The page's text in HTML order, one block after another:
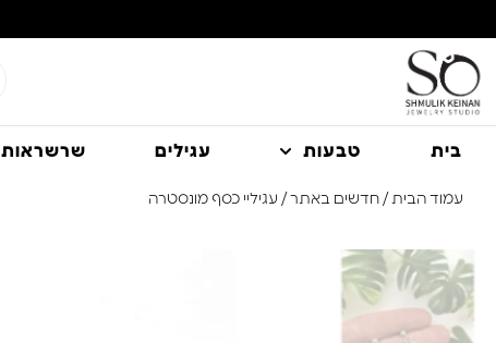
בית טבעות עגילים שרשראות
עמוד הבית / חדשים באתר / עגיליי כסף מונסטרה